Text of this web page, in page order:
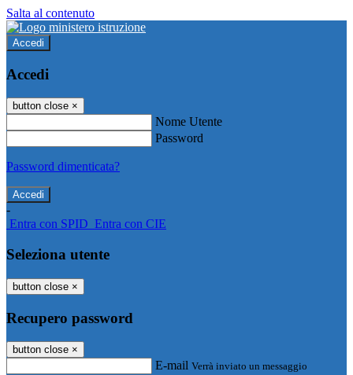
Salta al contenuto
Accedi
Accedi
button close ×
Nome Utente
Password
Password dimenticata?
-
Entra con SPID Entra con CIE
Seleziona utente
button close ×
Recupero password
button close ×
E-mail Verrà inviato un messaggio